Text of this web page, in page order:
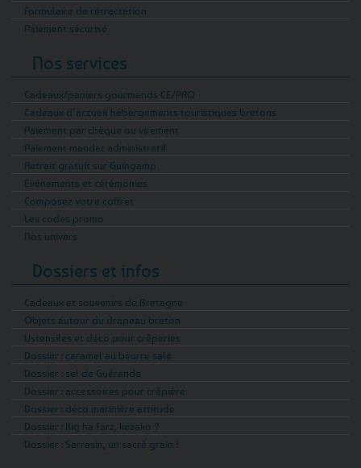
Formulaire de rétractation
Paiement sécurisé
Nos services
Cadeaux/paniers gourmands CE/PRO
Cadeaux d’accueil hébergements touristiques bretons
Paiement par chèque ou virement
Paiement mandat administratif
Retrait gratuit sur Guingamp
Evénements et cérémonies
Composez votre coffret
Les codes promo
Nos univers
Dossiers et infos
Cadeaux et souvenirs de Bretagne
Objets autour du drapeau breton
Ustensiles et déco pour crêperies
Dossier : caramel au beurre salé
Dossier : sel de Guérande
Dossier : accessoires pour crêpière
Dossier : déco marinière attitude
Dossier : Kig ha Farz, kézako ?
Dossier : Sarrasin, un sacré grain !